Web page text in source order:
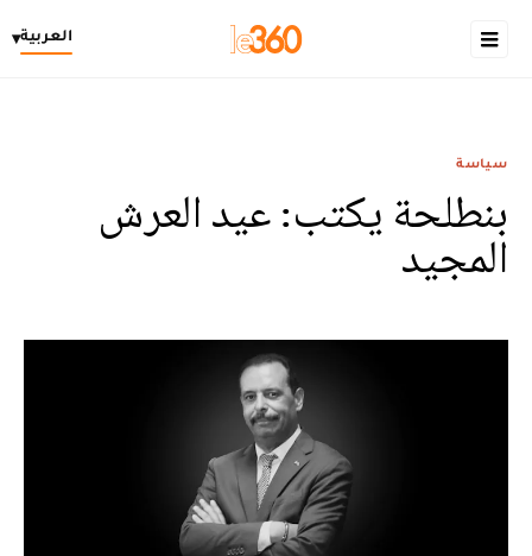
العربية▾
سياسة
بنطلحة يكتب: عيد العرش
المجيد